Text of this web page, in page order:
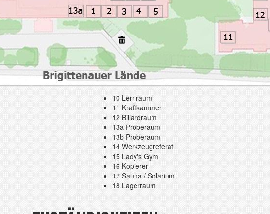
10 Lernraum
11 Kraftkammer
12 Billardraum
13a Proberaum
13b Proberaum
14 Werkzeugreferat
15 Lady's Gym
16 Kopierer
17 Sauna / Solarium
18 Lagerraum